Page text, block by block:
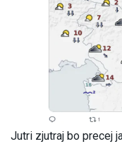
Jutri zjutraj bo precej